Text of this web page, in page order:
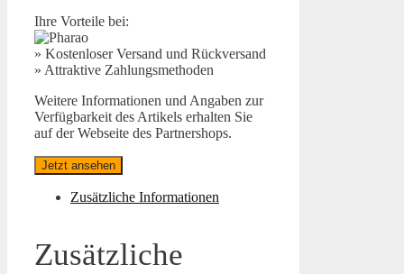
Ihre Vorteile bei:
» Kostenloser Versand und Rückversand
» Attraktive Zahlungsmethoden
Weitere Informationen und Angaben zur
Verfügbarkeit des Artikels erhalten Sie
auf der Webseite des Partnershops.
Jetzt ansehen
Zusätzliche Informationen
Zusätzliche